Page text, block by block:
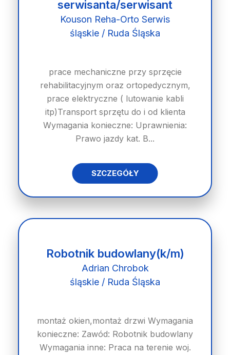
serwisanta/serwisant
Kouson Reha-Orto Serwis
śląskie / Ruda Śląska
prace mechaniczne przy sprzęcie
rehabilitacyjnym oraz ortopedycznym,
prace elektryczne ( lutowanie kabli
itp)Transport sprzętu do i od klienta
Wymagania konieczne: Uprawnienia:
Prawo jazdy kat. B...
SZCZEGÓŁY
Robotnik budowlany(k/m)
Adrian Chrobok
śląskie / Ruda Śląska
montaż okien,montaż drzwi Wymagania
konieczne: Zawód: Robotnik budowlany
Wymagania inne: Praca na terenie woj.